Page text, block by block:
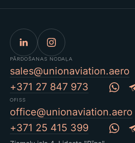
PĀRDOŠANAS NODAĻA
sales@unionaviation.aero
+371 27 847 973
OFISS
office@unionaviation.aero
+371 25 415 399